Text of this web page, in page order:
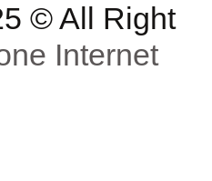
© All Right
Internet